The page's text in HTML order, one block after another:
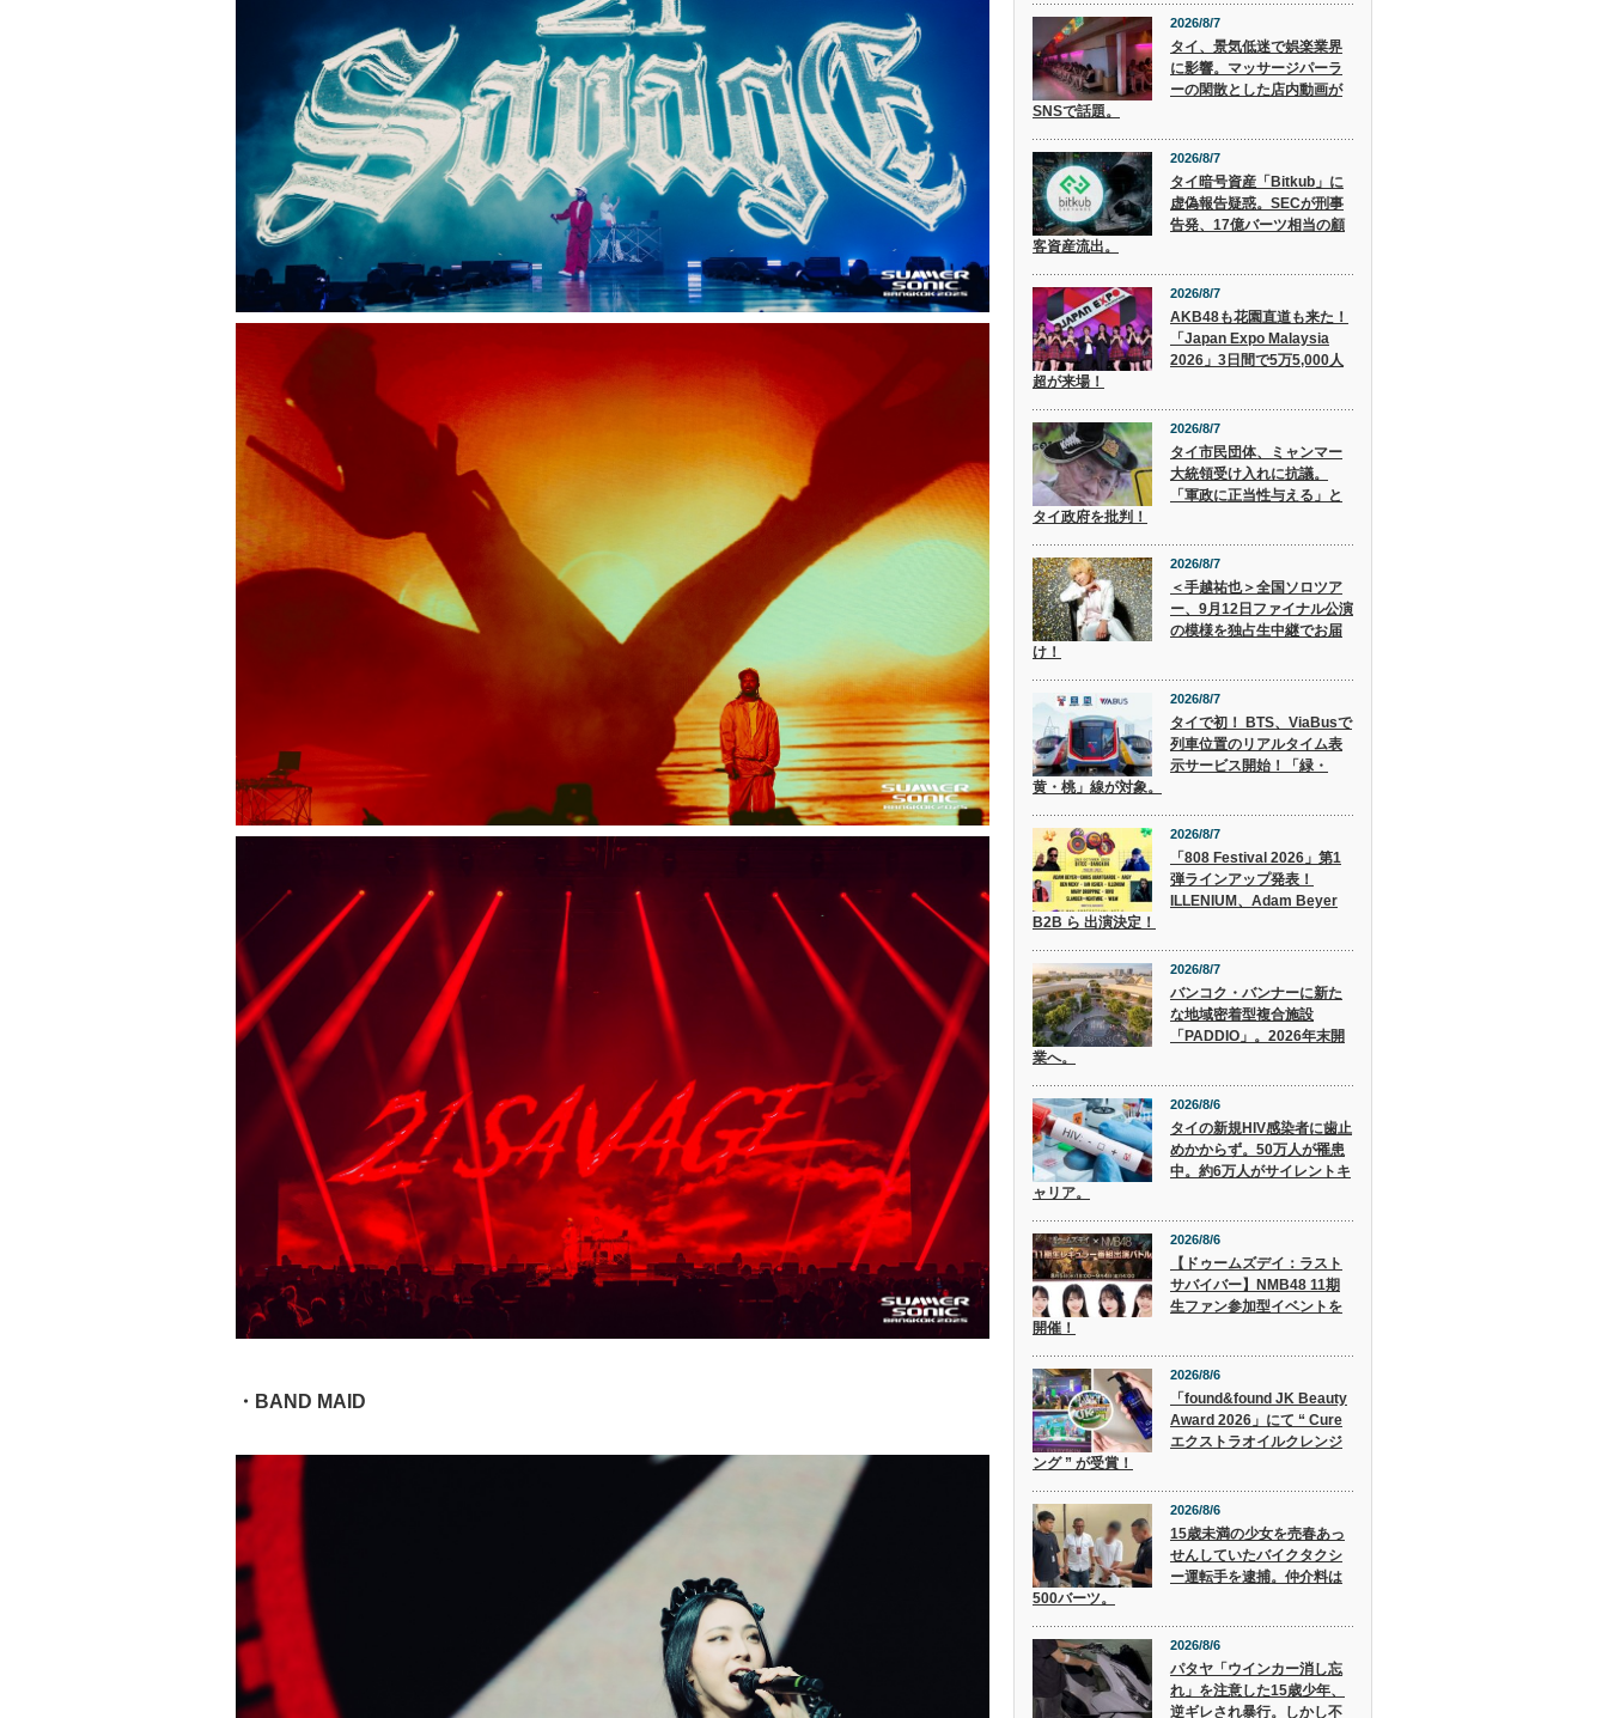
・BAND MAID
2026/8/7
タイ、景気低迷で娯楽業界
に影響。マッサージパーラ
ーの閑散とした店内動画が
SNSで話題。
2026/8/7
タイ暗号資産「Bitkub」に
虚偽報告疑惑。SECが刑事
告発、17億バーツ相当の顧
客資産流出。
2026/8/7
AKB48も花園直道も来た！
「Japan Expo Malaysia
2026」3日間で5万5,000人
超が来場！
2026/8/7
タイ市民団体、ミャンマー
大統領受け入れに抗議。
「軍政に正当性与える」と
タイ政府を批判！
2026/8/7
＜手越祐也＞全国ソロツア
ー、9月12日ファイナル公演
の模様を独占生中継でお届
け！
2026/8/7
タイで初！ BTS、ViaBusで
列車位置のリアルタイム表
示サービス開始！「緑・
黄・桃」線が対象。
2026/8/7
「808 Festival 2026」第1
弾ラインアップ発表！
ILLENIUM、Adam Beyer
B2B ら 出演決定！
2026/8/7
バンコク・バンナーに新た
な地域密着型複合施設
「PADDIO」。2026年末開
業へ。
2026/8/6
タイの新規HIV感染者に歯止
めかからず。50万人が罹患
中。約6万人がサイレントキ
ャリア。
2026/8/6
【ドゥームズデイ：ラスト
サバイバー】NMB48 11期
生ファン参加型イベントを
開催！
2026/8/6
「found&found JK Beauty
Award 2026」にて “ Cure
エクストラオイルクレンジ
ング ” が受賞！
2026/8/6
15歳未満の少女を売春あっ
せんしていたバイクタクシ
ー運転手を逮捕。仲介料は
500バーツ。
2026/8/6
パタヤ「ウインカー消し忘
れ」を注意した15歳少年、
逆ギレされ暴行。しかし不